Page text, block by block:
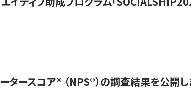
タースコア®︎ （NPS®︎）の調査結果を公開